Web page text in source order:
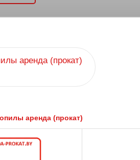
аренда (прокат)
аренда (прокат)